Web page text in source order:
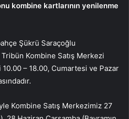
kombine kartlarının yenilenme
Şükrü Saraçoğlu
Kombine Satış Merkezi
– 18.00, Cumartesi ve Pazar
Kombine Satış Merkezimiz 27